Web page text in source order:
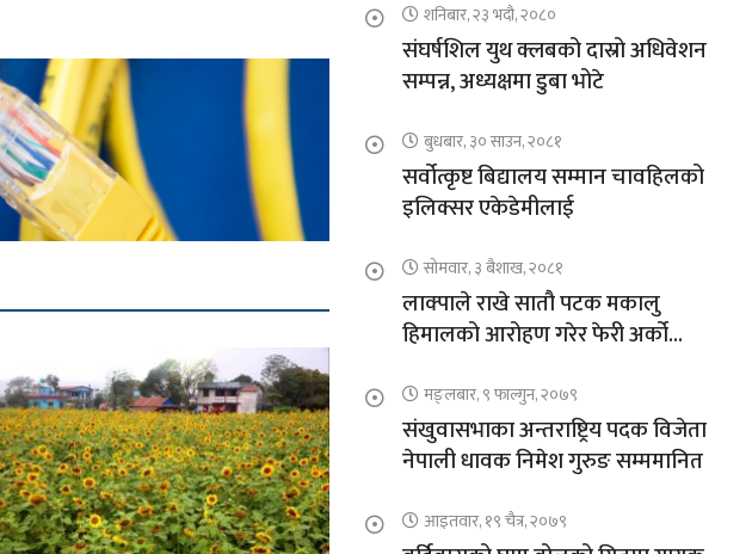
शनिबार, २३ भदौ, २०८०
संघर्षशिल युथ क्लबको दास्रो अधिवेशन
सम्पन्न, अध्यक्षमा डुबा भोटे
बुधबार, ३० साउन, २०८१
सर्वोत्कृष्ट बिद्यालय सम्मान चावहिलको
इलिक्सर एकेडेमीलाई
सोमवार, ३ बैशाख, २०८१
लाक्पाले राखे सातौ पटक मकालु
हिमालको आरोहण गरेर फेरी अर्को
मङ्लबार, ९ फाल्गुन, २०७९
संखुवासभाका अन्तराष्ट्रिय पदक विजेता
नेपाली धावक निमेश गुरुङ सम्ममानित
आइतवार, १९ चैत्र, २०७९